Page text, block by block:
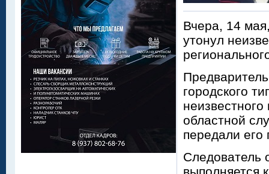
Вчера, 14
утонул
городского
областной
передали его
Следователь
выполняется